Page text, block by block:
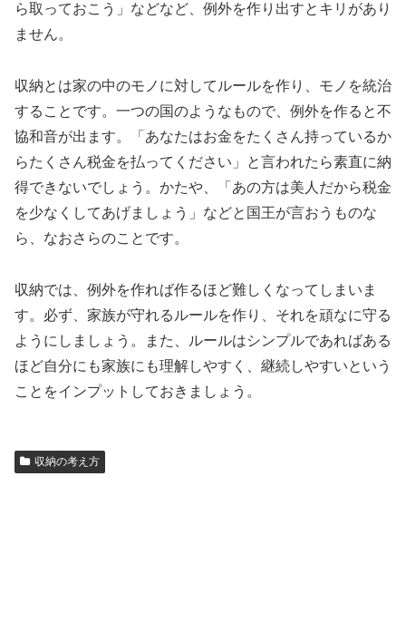
ら取っておこう」などなど、例外を作り出すとキリがあり
ません。
収納とは家の中のモノに対してルールを作り、モノを統治
することです。一つの国のようなもので、例外を作ると不
協和音が出ます。「あなたはお金をたくさん持っているか
らたくさん税金を払ってください」と言われたら素直に納
得できないでしょう。かたや、「あの方は美人だから税金
を少なくしてあげましょう」などと国王が言おうものな
ら、なおさらのことです。
収納では、例外を作れば作るほど難しくなってしまいま
す。必ず、家族が守れるルールを作り、それを頑なに守る
ようにしましょう。また、ルールはシンプルであればある
ほど自分にも家族にも理解しやすく、継続しやすいという
ことをインプットしておきましょう。
収納の考え方